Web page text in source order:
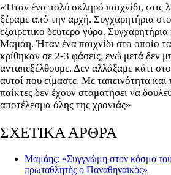
«Ήταν ένα πολύ σκληρό παιχνίδι, στις
ξέραμε από την αρχή. Συγχαρητήρια
εξαιρετικό δεύτερο γύρο.
Μαμάη. Ήταν ένα παιχνίδι στο οποίο
κρίθηκαν σε 2-3 φάσεις, ενώ μετά δεν
ανταπεξέλθουμε. Δεν αλλάξαμε κάτι στο
αυτοί που είμαστε. Με ταπεινότητα
παίκτες δεν έχουν σταματήσει να
αποτέλεσμα όλης της χρονιάς»
ΣΧΕΤΙΚΑ ΑΡΘΡΑ
Μαμάης: «Συγγνώμη στον κόσμο
πρωταθλητής ο Παναθηναϊκός»